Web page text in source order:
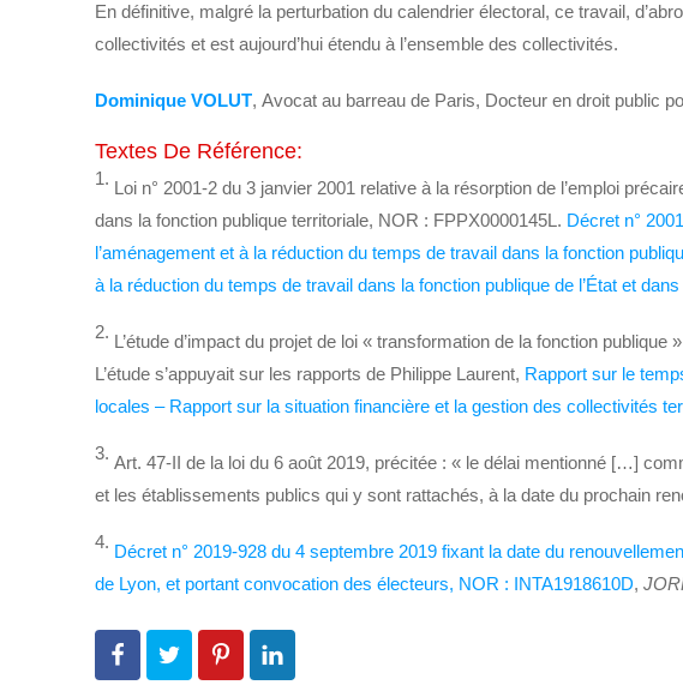
En définitive, malgré la perturbation du calendrier électoral, ce travail,
collectivités et est aujourd’hui étendu à l’ensemble des collectivités.
Dominique VOLUT, Avocat au barreau de Paris, Docteur en droit public
Textes De Référence:
1. Loi n° 2001-2 du 3 janvier 2001 relative à la résorption de l’emploi
dans la fonction publique territoriale, NOR : FPPX0000145L. Décret n°
l’aménagement et à la réduction du temps de travail dans la fonction
à la réduction du temps de travail dans la fonction publique de l’État et
2. L’étude d’impact du projet de loi « transformation de la fonction
L’étude s’appuyait sur les rapports de Philippe Laurent, Rapport sur le
locales – Rapport sur la situation financière et la gestion des collectivités
3. Art. 47-II de la loi du 6 août 2019, précitée : « le délai mentionné […]
et les établissements publics qui y sont rattachés, à la date du prochain
4. Décret n° 2019-928 du 4 septembre 2019 fixant la date du
de Lyon, et portant convocation des électeurs, NOR : INTA1918610D,